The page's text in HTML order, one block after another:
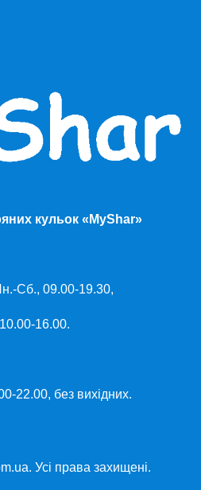
кульок «MyShar»
Сб., 09.00-19.30,
16.00.
22.00, без вихідних.
Усі права захищені.